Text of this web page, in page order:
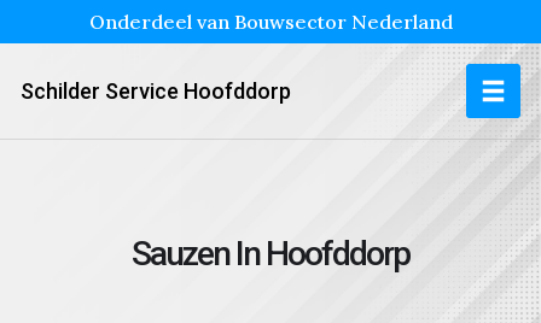
Onderdeel van Bouwsector Nederland
Schilder Service Hoofddorp
Sauzen In Hoofddorp